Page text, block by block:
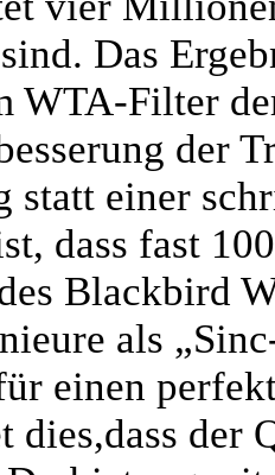
Das
WTA-Filter
der
statt einer
dass fast
Blackbird
als
einen
dies,dass der